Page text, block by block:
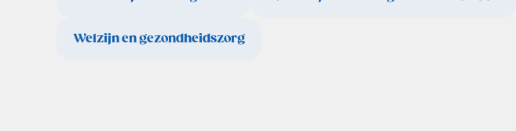
Welzijn en gezondheidszorg